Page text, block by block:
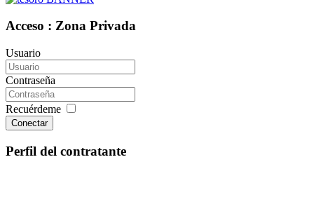
Acceso : Zona Privada
Usuario
Contraseña
Recuérdeme
Conectar
Perfil del contratante